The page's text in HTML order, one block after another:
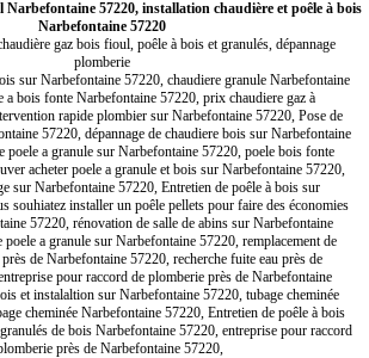
57220, installation chaudière et poêle à bois
Narbefontaine 57220
gaz bois fioul, poêle à bois et granulés, dépannage
plomberie
sur Narbefontaine 57220, chaudiere granule Narbefontaine
a bois fonte Narbefontaine 57220, prix chaudiere gaz à
rapide plombier sur Narbefontaine 57220, Pose de
57220, dépannage de chaudiere bois sur Narbefontaine
poele a granule sur Narbefontaine 57220, poele bois fonte
acheter poele a granule et bois sur Narbefontaine 57220,
sur Narbefontaine 57220, Entretien de poêle à bois sur
souhiatez installer un poêle pellets pour faire des économies
57220, rénovation de salle de abins sur Narbefontaine
a granule sur Narbefontaine 57220, remplacement de
de Narbefontaine 57220, recherche fuite eau près de
pour raccord de plomberie près de Narbefontaine
et instalaltion sur Narbefontaine 57220, tubage cheminée
cheminée Narbefontaine 57220, Entretien de poêle à bois
de bois Narbefontaine 57220, entreprise pour raccord
près de Narbefontaine 57220,